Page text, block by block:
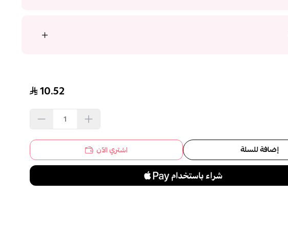
10.52
إضافة للسلة اشتري الآن